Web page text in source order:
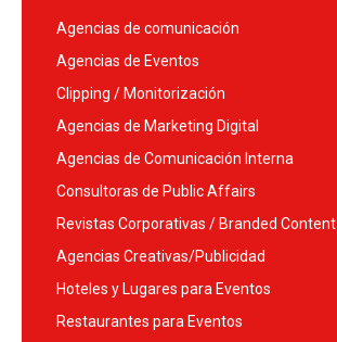
Agencias de comunicación
Agencias de Eventos
Clipping / Monitorización
Agencias de Marketing Digital
Agencias de Comunicación Interna
Consultoras de Public Affairs
Revistas Corporativas / Branded Content
Agencias Creativas/Publicidad
Hoteles y Lugares para Eventos
Restaurantes para Eventos